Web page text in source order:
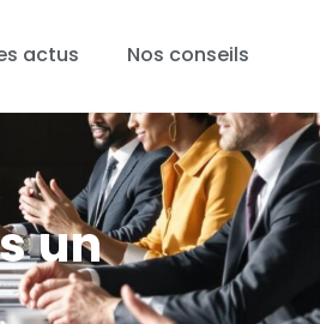
actus Nos conseils
un